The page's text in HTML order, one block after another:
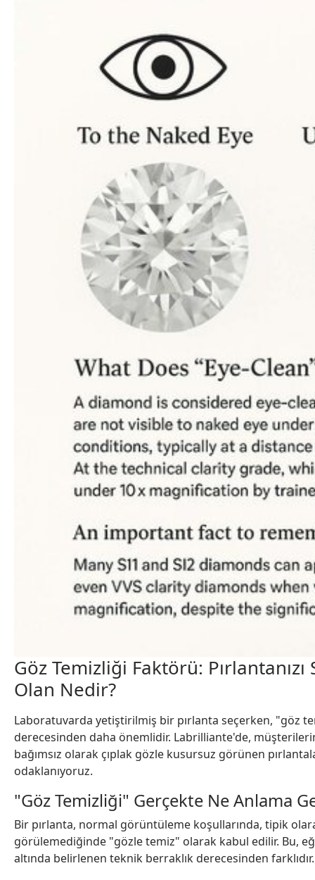
Göz Temizliği Faktörü:
Olan Nedir?
Laboratuvarda yetiştirilmiş bir pırlanta seçerken, "göz
derecesinden daha önemlidir. Labrilliante'de,
bağımsız olarak çıplak gözle kusursuz görünen
odaklanıyoruz.
"Göz Temizliği" Gerçekte Ne Anlama
Bir pırlanta, normal görüntüleme koşullarında, tipik
görülemediğinde "gözle temiz" olarak kabul edilir. Bu,
altında belirlenen teknik berraklık derecesinden farklıdır.